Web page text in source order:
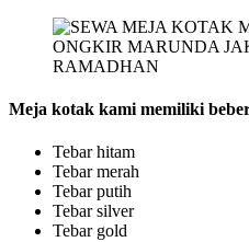
Meja kotak kami memiliki
Tebar hitam
Tebar merah
Tebar putih
Tebar silver
Tebar gold